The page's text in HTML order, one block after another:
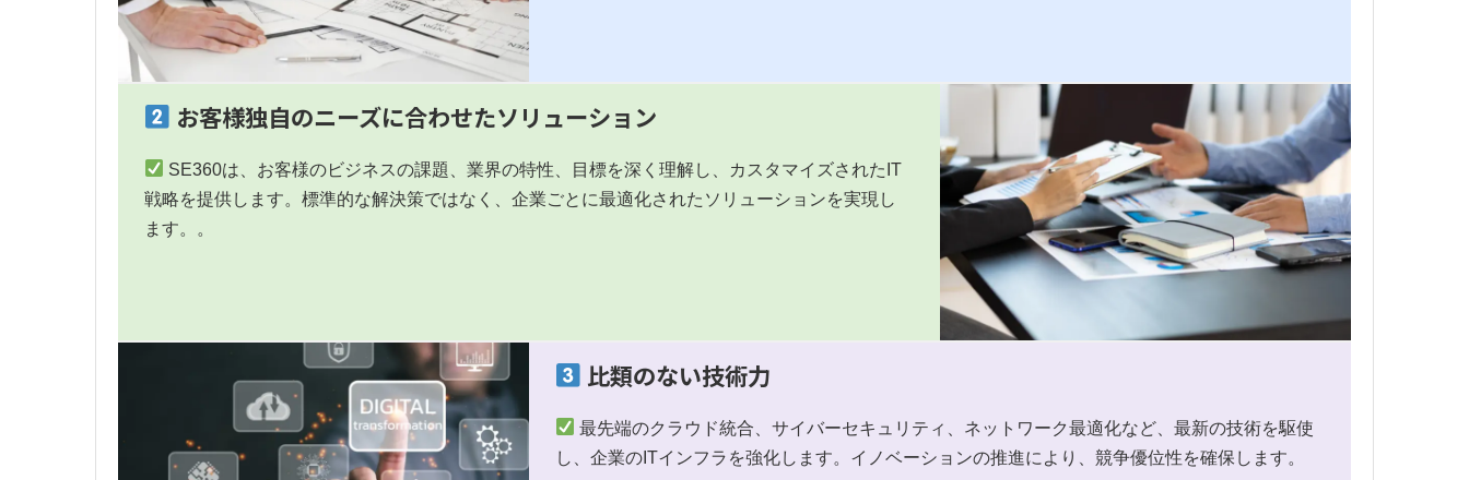
お客様独自のニーズに合わせたソリューション
SE360は、お客様のビジネスの課題、業界の特性、目標を深く理解し、カスタマイズされたIT
戦略を提供します。標準的な解決策ではなく、企業ごとに最適化されたソリューションを実現し
ます。。
比類のない技術力
最先端のクラウド統合、サイバーセキュリティ、ネットワーク最適化など、最新の技術を駆使
し、企業のITインフラを強化します。イノベーションの推進により、競争優位性を確保します。